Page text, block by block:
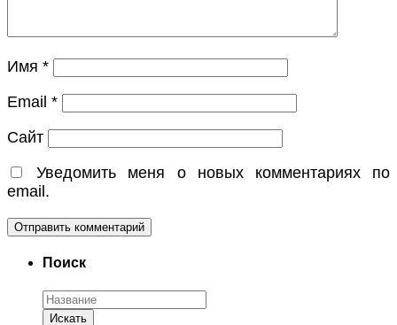
Имя *
Email *
Сайт
Уведомить меня о новых комментариях по
email.
Поиск